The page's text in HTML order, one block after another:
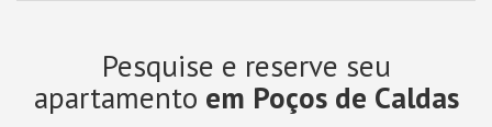
Pesquise e reserve seu
apartamento em Poços de Caldas